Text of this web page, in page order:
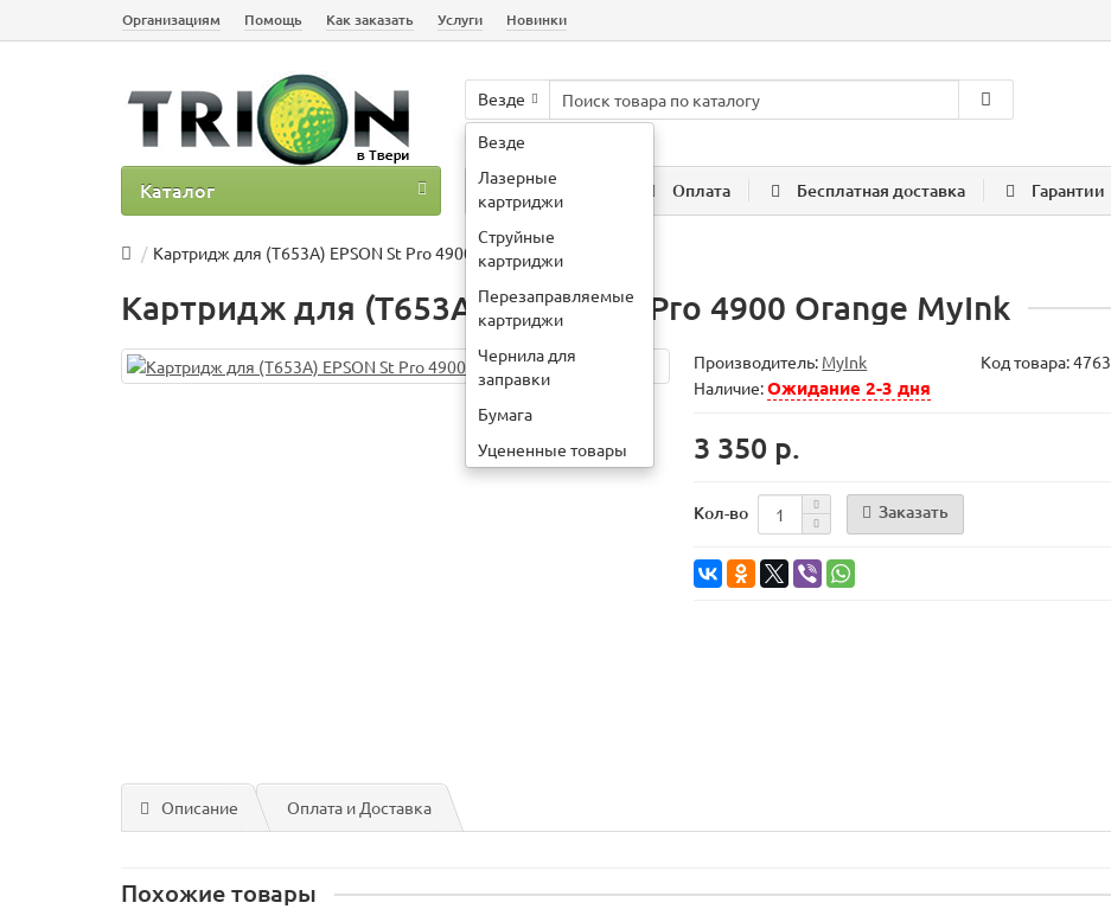
Организациям Помощь Как заказать Услуги Новинки
Везде
Везде
Лазерные
картриджи
Струйные
картриджи
Перезаправляемые
картриджи
Чернила для
заправки
Бумага
Уцененные товары
Например:
О компании Оплата Бесплатная доставка Гарантии
Каталог
Картридж для (T653A) EPSON St Pro 4900 Orange MyInk
Картридж для (T653A) EPSON St Pro 4900 Orange MyInk
Производитель: MyInk Код товара:4763
Наличие:Ожидание 2-3 дня
3 350 р.
Кол-во Заказать
Описание Оплата и Доставка
Похожие товары